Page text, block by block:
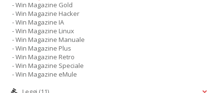
- Win Magazine Gold
- Win Magazine Hacker
- Win Magazine IA
- Win Magazine Linux
- Win Magazine Manuale
- Win Magazine Plus
- Win Magazine Retro
- Win Magazine Speciale
- Win Magazine eMule